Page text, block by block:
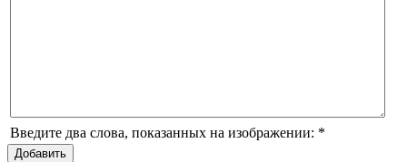
Введите два слова, показанных на изображении: *